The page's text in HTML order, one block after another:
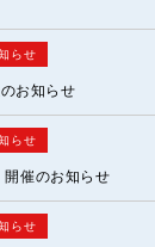
らせ
お知らせ
らせ
開催のお知らせ
らせ